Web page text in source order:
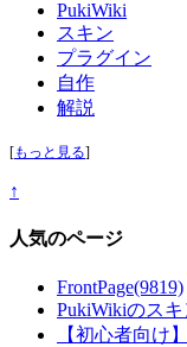
PukiWiki
スキン
プラグイン
自作
解説
[もっと見る]
↑
人気のページ
FrontPage(9819)
PukiWikiのス
【初心者向け